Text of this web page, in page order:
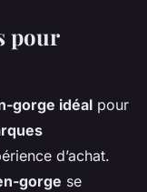
pour
gorge idéal pour
d’achat.
gorge se